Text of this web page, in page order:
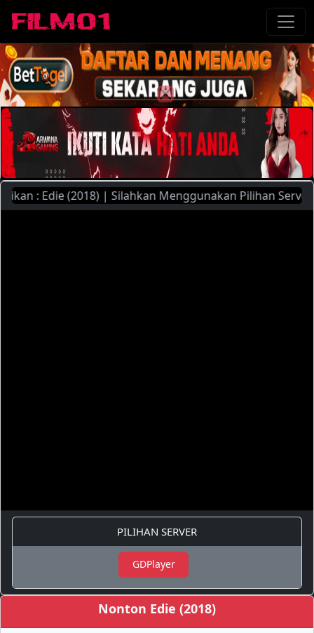
: Edie (2018) | Silahkan Menggunakan Pilihan Server
PILIHAN SERVER
GDPlayer
Nonton Edie (2018)